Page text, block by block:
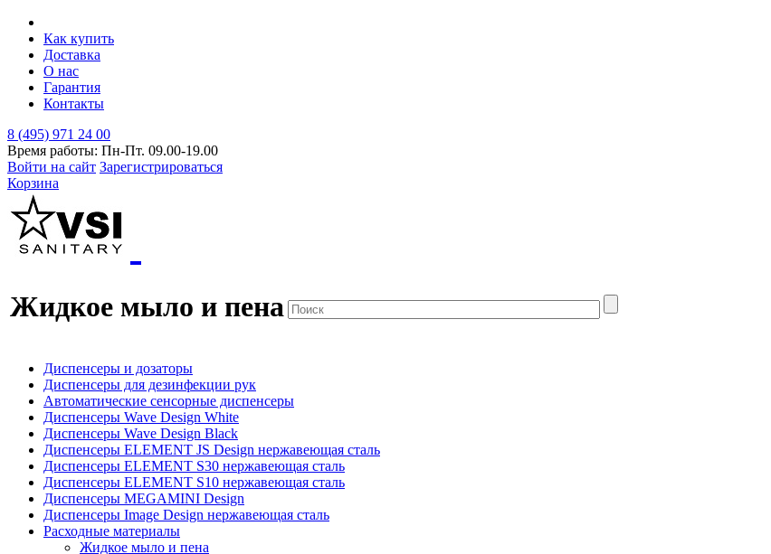
Как купить
Доставка
О нас
Гарантия
Контакты
8 (495) 971 24 00
Время работы: Пн-Пт. 09.00-19.00
Войти на сайт Зарегистрироваться
Корзина
Жидкое мыло и пена
Диспенсеры и дозаторы
Диспенсеры для дезинфекции рук
Автоматические сенсорные диспенсеры
Диспенсеры Wave Design White
Диспенсеры Wave Design Black
Диспенсеры ELEMENT JS Design нержавеющая сталь
Диспенсеры ELEMENT S30 нержавеющая сталь
Диспенсеры ELEMENT S10 нержавеющая сталь
Диспенсеры MEGAMINI Design
Диспенсеры Image Design нержавеющая сталь
Расходные материалы
Жидкое мыло и пена